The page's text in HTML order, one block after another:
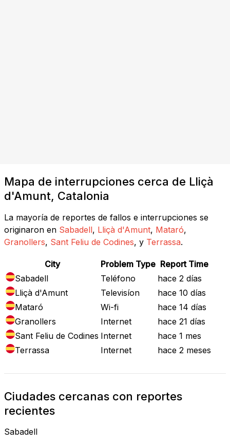
Mapa de interrupciones cerca de Lliçà
d'Amunt, Catalonia
La mayoría de reportes de fallos e interrupciones se
originaron en Sabadell, Lliçà d'Amunt, Mataró,
Granollers, Sant Feliu de Codines, y Terrassa.
City Problem Type Report Time
Sabadell
Teléfono
hace 2 días
Lliçà d'Amunt
Televisíon
hace 10 días
Mataró
Wi-fi
hace 14 días
Granollers
Internet
hace 21 días
Sant Feliu de Codines Internet
hace 1 mes
Terrassa
Internet hace 2 meses
Ciudades cercanas con reportes
recientes
Sabadell